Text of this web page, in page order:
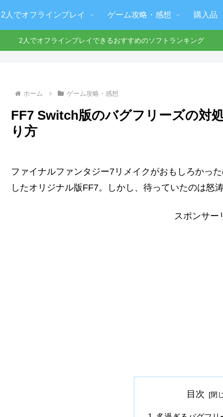
2人でオフラインプレイ ゲーム攻略・感想 購入品
2人でオフラインプレイできるおすすめのソフトランキング
ホーム ゲーム攻略・感想
FF7 Switch版のバグフリーズの対
り方
ファイナルファンタジー7リメイクがおもしろかっ
したオリジナル版FF7。しかし、待っていたのは怒
スポンサー
目次